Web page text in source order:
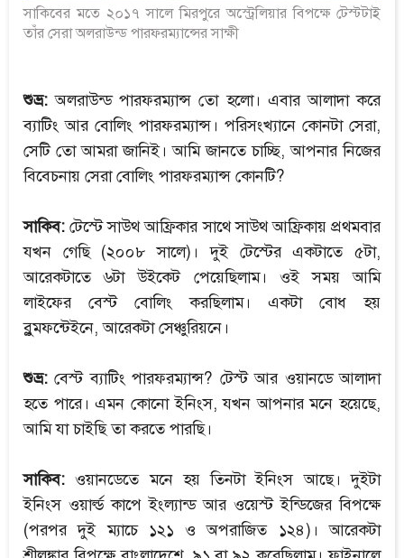
সাকিবের মতে ২০১৭ সালে মিরপুরে অস্ট্রেলিয়ার বিপক্ষে টেস্টটাই
তাঁর সেরা অলরাউন্ড পারফরম্যান্সের সাক্ষী
শুভ্র: অলরাউন্ড পারফরম্যান্স তো হলো। এবার আলাদা করে
ব্যাটিং আর বোলিং পারফরম্যান্স। পরিসংখ্যানে কোনটা সেরা,
সেটি তো আমরা জানিই। আমি জানতে চাচ্ছি, আপনার নিজের
বিবেচনায় সেরা বোলিং পারফরম্যান্স কোনটি?
সাকিব: টেস্টে সাউথ আফ্রিকার সাথে সাউথ আফ্রিকায় প্রথমবার
যখন গেছি (২০০৮ সালে)। দুই টেস্টের একটাতে ৫টা,
আরেকটাতে ৬টা উইকেট পেয়েছিলাম। ওই সময় আমি
লাইফের বেস্ট বোলিং করছিলাম। একটা বোধ হয়
ব্লুমফন্টেইনে, আরেকটা সেঞ্চুরিয়নে।
শুভ্র: বেস্ট ব্যাটিং পারফরম্যান্স? টেস্ট আর ওয়ানডে আলাদা
হতে পারে। এমন কোনো ইনিংস, যখন আপনার মনে হয়েছে,
আমি যা চাইছি তা করতে পারছি।
সাকিব: ওয়ানডেতে মনে হয় তিনটা ইনিংস আছে। দুইটা
ইনিংস ওয়ার্ল্ড কাপে ইংল্যান্ড আর ওয়েস্ট ইন্ডিজের বিপক্ষে
(পরপর দুই ম্যাচে ১২১ ও অপরাজিত ১২৪)। আরেকটা